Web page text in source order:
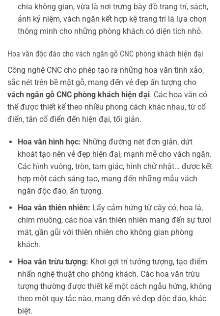
chia không gian, vừa là nơi trưng bày đồ trang trí, sách,
ảnh kỷ niệm, vách ngăn kết hợp kệ trang trí là lựa chọn
thông minh cho những phòng khách có diện tích nhỏ.
Hoa văn độc đáo cho vách ngăn gỗ CNC phòng khách hiện đại
Công nghệ CNC cho phép tạo ra những hoa văn tinh xảo,
sắc nét trên bề mặt gỗ, mang đến vẻ đẹp ấn tượng cho
vách ngăn gỗ CNC phòng khách hiện đại. Các hoa văn có
thể được thiết kế theo nhiều phong cách khác nhau, từ cổ
điển, tân cổ điển đến hiện đại, tối giản.
Hoa văn hình học: Những đường nét đơn giản, dứt
khoát tạo nên vẻ đẹp hiện đại, mạnh mẽ cho vách ngăn.
Các hình vuông, tròn, tam giác, hình chữ nhật… được kết
hợp một cách sáng tạo, mang đến những mẫu vách
ngăn độc đáo, ấn tượng.
Hoa văn thiên nhiên: Lấy cảm hứng từ cây cỏ, hoa lá,
chim muông, các hoa văn thiên nhiên mang đến sự tươi
mát, gần gũi với thiên nhiên cho không gian phòng
khách.
Hoa văn trừu tượng: Khơi gợi trí tưởng tượng, tạo điểm
nhấn nghệ thuật cho phòng khách. Các hoa văn trừu
tượng thường được thiết kế một cách ngẫu hứng, không
theo một quy tắc nào, mang đến vẻ đẹp độc đáo, khác
biệt.